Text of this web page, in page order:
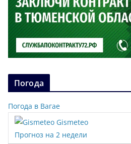
Погода
Погода в Вагае
Gismeteo
Прогноз на 2 недели